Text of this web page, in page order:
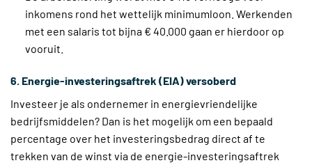
inkomens rond het wettelijk minimumloon. Werkenden
met een salaris tot bijna € 40.000 gaan er hierdoor op
vooruit.
6. Energie-investeringsaftrek (EIA) versoberd
Investeer je als ondernemer in energievriendelijke
bedrijfsmiddelen? Dan is het mogelijk om een bepaald
percentage over het investeringsbedrag direct af te
trekken van de winst via de energie-investeringsaftrek